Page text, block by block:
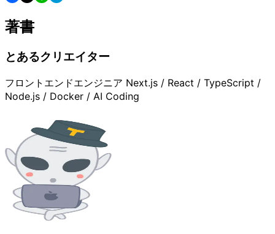
著書
とあるクリエイター
フロントエンドエンジニア Next.js / React / TypeScript /
Node.js / Docker / AI Coding